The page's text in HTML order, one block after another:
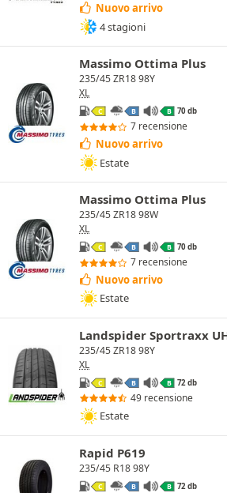
Nuovo arrivo
4 stagioni
Massimo Ottima Plus
235/45 ZR18 98Y
XL
C B B 70 db
7 recensione
Nuovo arrivo
Estate
Massimo Ottima Plus
235/45 ZR18 98W
XL
C B B 70 db
7 recensione
Nuovo arrivo
Estate
Landspider Sportraxx
235/45 ZR18 98Y
XL
C B B 72 db
49 recensione
Estate
Rapid P619
235/45 R18 98Y
C B B 72 db